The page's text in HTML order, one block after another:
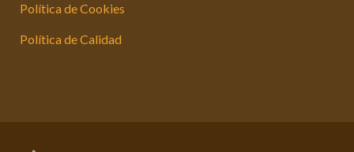
Política de Cookies
Política de Calidad